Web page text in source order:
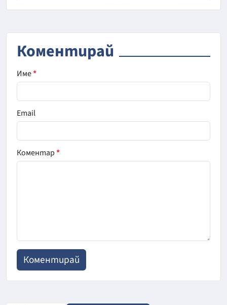
Коментирай
Име*
Email
Коментар*